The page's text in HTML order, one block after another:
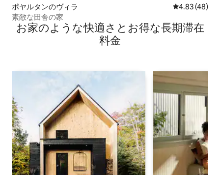
ポヤルタンのヴィラ レビュー48
4.83 (48)
素敵な田舎の家
お家のような快⁠適⁠さ⁠とお⁠得⁠な長⁠期⁠滞⁠在
料⁠金